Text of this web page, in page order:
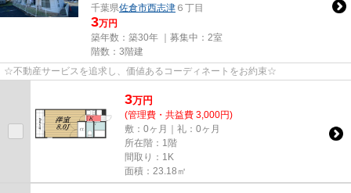
千葉県佐倉市西志津 ６丁目
3万円
築年数：築30年 ｜募集中： 2室
階数：3階建
☆不動産サービスを追求し、価値あるコーディネートをお約束☆
3万円
(管理費・共益費 3,000円)
敷：0ヶ月｜礼：0ヶ月
所在階：1階
間取り：1K
面積：23.18㎡